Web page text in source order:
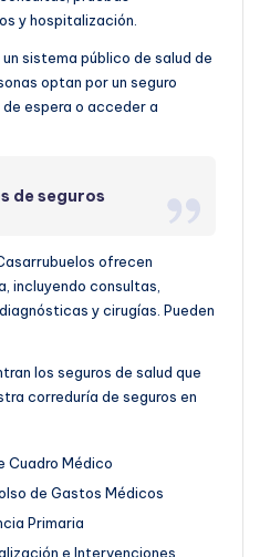
y hospitalización.
sistema público de salud de
optan por un seguro
espera o acceder a
de seguros
ofrecen
incluyendo consultas,
y cirugías. Pueden
los seguros de salud que
correduría de seguros en
Cuadro Médico
de Gastos Médicos
Primaria
e Intervenciones